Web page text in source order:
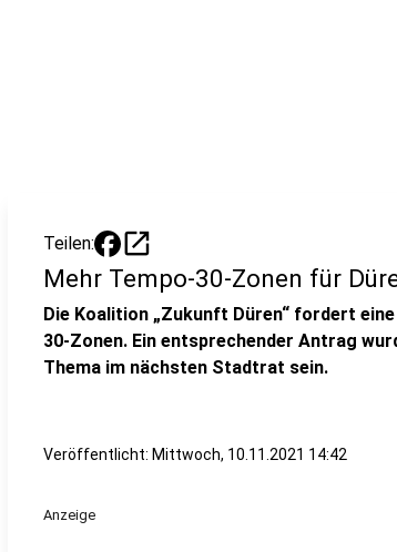
Teilen: open_in_new
Mehr Tempo-30-Zonen für
Die Koalition „Zukunft Düren“ fordert
30-Zonen. Ein entsprechender Antrag
Thema im nächsten Stadtrat sein.
Veröffentlicht: Mittwoch, 10.11.2021 14:42
Anzeige